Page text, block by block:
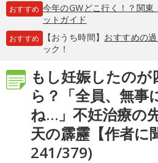
おすすめ 今年のGWどこ行く！？関
ットガイド
おすすめ 【おうち時間】 おすすめの
ック！
もし妊娠したのが
ら？「全員、無事
ね…」不妊治療の
天の霹靂【作者に
241/379)